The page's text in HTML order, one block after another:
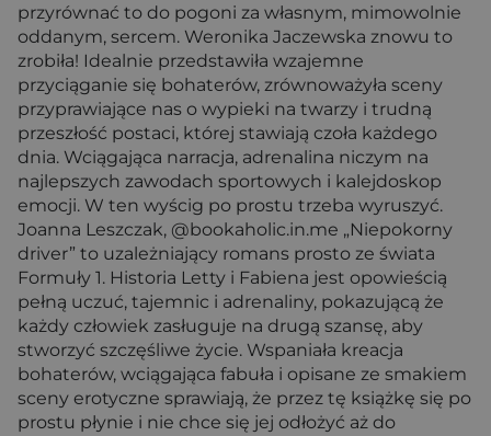
przyrównać to do pogoni za własnym, mimowolnie
oddanym, sercem. Weronika Jaczewska znowu to
zrobiła! Idealnie przedstawiła wzajemne
przyciąganie się bohaterów, zrównoważyła sceny
przyprawiające nas o wypieki na twarzy i trudną
przeszłość postaci, której stawiają czoła każdego
dnia. Wciągająca narracja, adrenalina niczym na
najlepszych zawodach sportowych i kalejdoskop
emocji. W ten wyścig po prostu trzeba wyruszyć.
Joanna Leszczak, @bookaholic.in.me „Niepokorny
driver” to uzależniający romans prosto ze świata
Formuły 1. Historia Letty i Fabiena jest opowieścią
pełną uczuć, tajemnic i adrenaliny, pokazującą że
każdy człowiek zasługuje na drugą szansę, aby
stworzyć szczęśliwe życie. Wspaniała kreacja
bohaterów, wciągająca fabuła i opisane ze smakiem
sceny erotyczne sprawiają, że przez tę książkę się po
prostu płynie i nie chce się jej odłożyć aż do